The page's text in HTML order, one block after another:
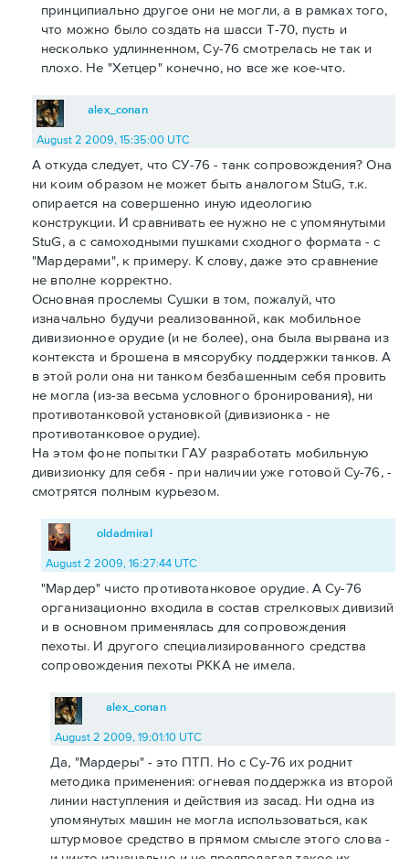
принципиально другое они не могли, а в рамках того,
что можно было создать на шасси Т-70, пусть и
несколько удлинненном, Су-76 смотрелась не так и
плохо. Не "Хетцер" конечно, но все же кое-что.
alex_conan
August 2 2009, 15:35:00 UTC
А откуда следует, что СУ-76 - танк сопровождения? Она
ни коим образом не может быть аналогом StuG, т.к.
опирается на совершенно иную идеологию
конструкции. И сравнивать ее нужно не с упомянутыми
StuG, а с самоходными пушками сходного формата - с
"Мардерами", к примеру. К слову, даже это сравнение
не вполне корректно.
Основная прослемы Сушки в том, пожалуй, что
изначально будучи реализованной, как мобильное
дивизионное орудие (и не более), она была вырвана из
контекста и брошена в мясорубку поддержки танков. А
в этой роли она ни танком безбашенным себя провить
не могла (из-за весьма условного бронирования), ни
противотанковой установкой (дивизионка - не
противотанковое орудие).
На этом фоне попытки ГАУ разработать мобильную
дивизионку для себя - при наличии уже готовой Су-76, -
смотрятся полным курьезом.
oldadmiral
August 2 2009, 16:27:44 UTC
"Мардер" чисто противотанковое орудие. А Су-76
организационно входила в состав стрелковых дивизий
и в основном применялась для сопровождения
пехоты. И другого специализированного средства
сопровождения пехоты РККА не имела.
alex_conan
August 2 2009, 19:01:10 UTC
Да, "Мардеры" - это ПТП. Но с Су-76 их роднит
методика применения: огневая поддержка из второй
линии наступления и действия из засад. Ни одна из
упомянутых машин не могла использоваться, как
штурмовое средство в прямом смысле этого слова -